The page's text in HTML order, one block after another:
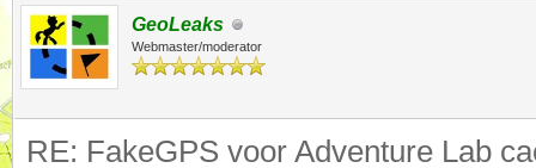
GeoLeaks
Webmaster/moderator
RE: FakeGPS voor Adventure Lab